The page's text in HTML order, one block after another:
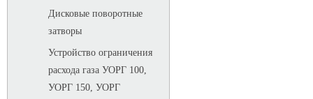
Дисковые поворотные
затворы
Устройство ограничения
расхода газа УОРГ 100,
УОРГ 150, УОРГ